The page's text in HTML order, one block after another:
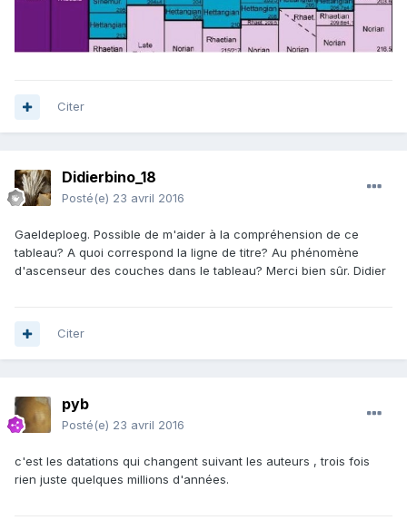
Citer
Didierbino_18
Posté(e) 23 avril 2016
Gaeldeploeg. Possible de m'aider à la compréhension de ce
tableau? A quoi correspond la ligne de titre? Au phénomène
d'ascenseur des couches dans le tableau? Merci bien sûr. Didier
Citer
pyb
Posté(e) 23 avril 2016
c'est les datations qui changent suivant les auteurs , trois fois
rien juste quelques millions d'années.